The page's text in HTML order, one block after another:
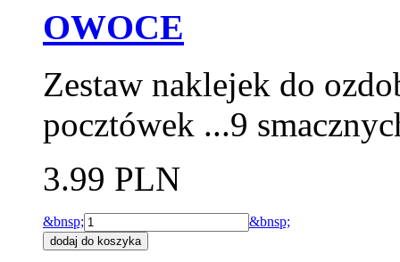
OWOCE
Zestaw naklejek do
pocztówek ...9
3.99 PLN
&bnsp; &bnsp;